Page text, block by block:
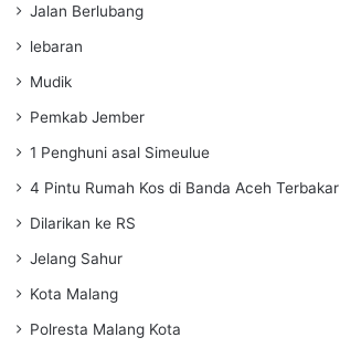
Jalan Berlubang
lebaran
Mudik
Pemkab Jember
1 Penghuni asal Simeulue
4 Pintu Rumah Kos di Banda Aceh Terbakar
Dilarikan ke RS
Jelang Sahur
Kota Malang
Polresta Malang Kota